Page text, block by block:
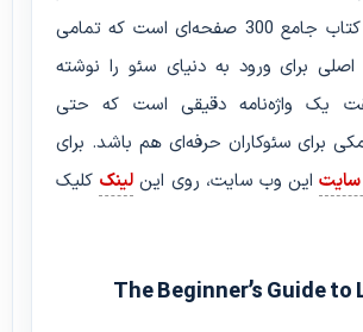
شده است، یک کتاب جامع 300 صفحه‌ای است که تمامی
اصلی برای ورود به دنیای سئو را نوشته
یک واژه‌نامه دقیقی است که حتی
برای سئوکاران حرفه‌ای هم باشد. برای
این وب سایت، روی این لینک کلیک
The Beginner’s Guide